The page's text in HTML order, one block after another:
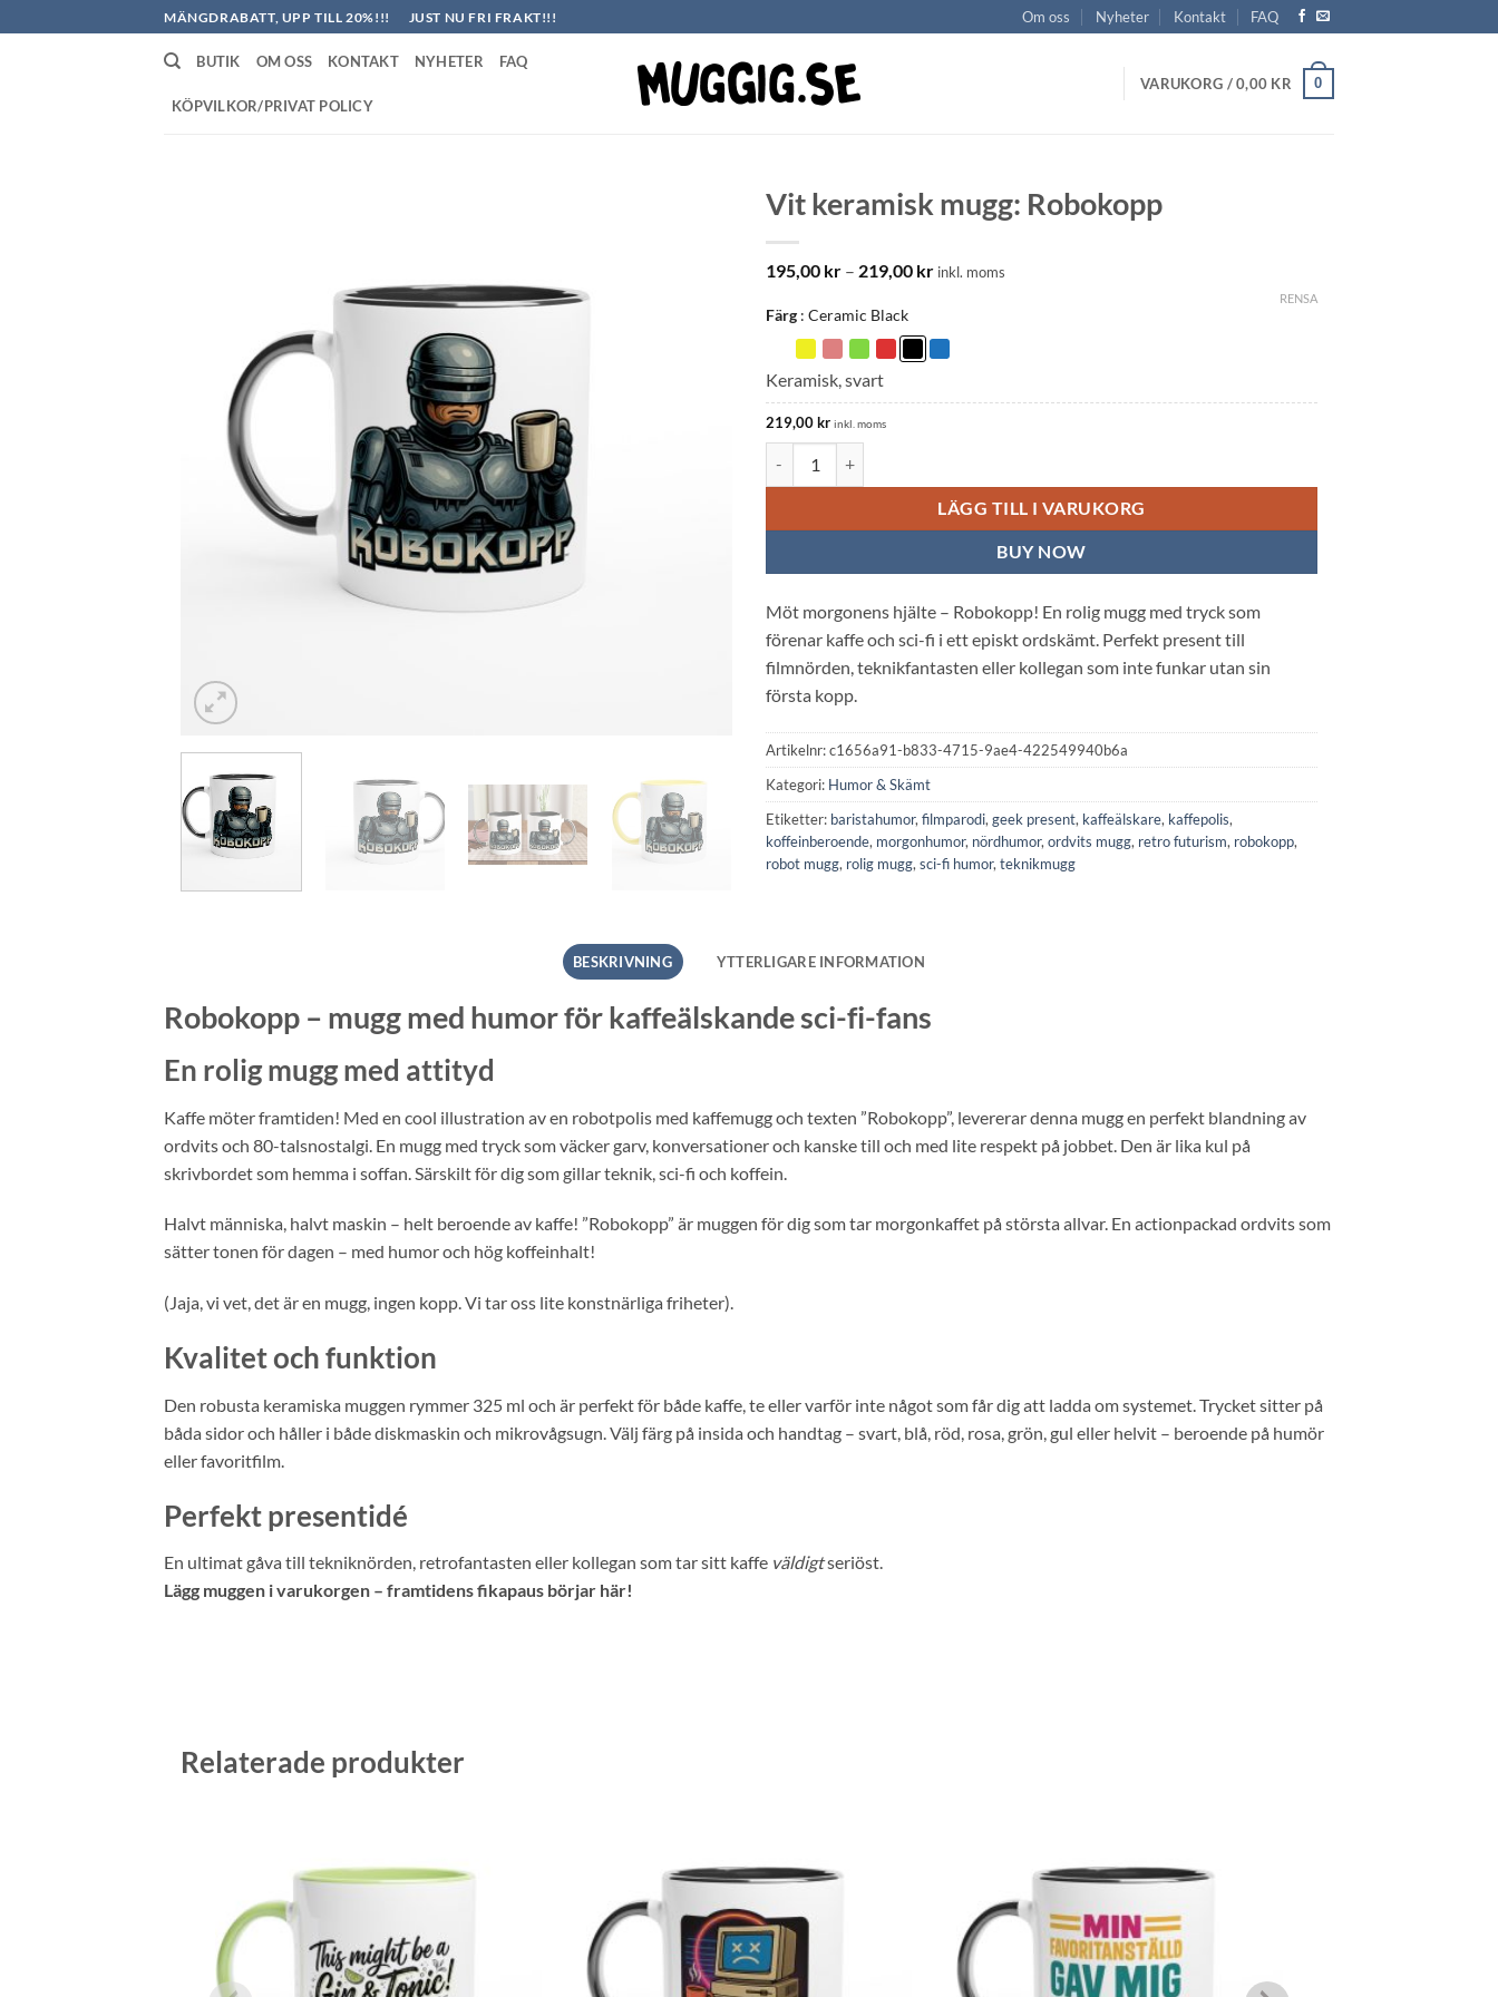
to
MÄNGDRABATT, UPP TILL 20%!!! JUST NU FRI FRAKT!!! Om oss Nyheter Kontakt FAQ
BUTIK OM OSS KONTAKT NYHETER FAQ
KÖPVILKOR/PRIVAT POLICY
VARUKORG /0,00 KR 0
Vit keramisk mugg: Robokopp
195,00 kr – 219,00 krPrisintervall:
inkl. moms
Färg Ceramic Black
RENSA
Keramisk, svart
219,00kr inkl. moms
LÄGG TILL I VARUKORG
BUY NOW
Möt morgonens hjälte – Robokopp! En rolig mugg med tryck som
förenar kaffe och sci-fi i ett episkt ordskämt. Perfekt present till
filmnörden, teknikfantasten eller kollegan som inte funkar utan sin
första kopp.
Artikelnr:c1656a91-b833-4715-9ae4-422549940b6a
Kategori: Humor & Skämt
Etiketter: baristahumor, filmparodi, geek present, kaffeälskare, kaffepolis,
koffeinberoende, morgonhumor, nördhumor, ordvits mugg, retro futurism, robokopp,
robot mugg, rolig mugg, sci-fi humor, teknikmugg
BESKRIVNING YTTERLIGARE INFORMATION
Robokopp – mugg med humor för kaffeälskande sci-fi-fans
En rolig mugg med attityd
Kaffe möter framtiden! Med en cool illustration av en robotpolis med kaffemugg och texten ”Robokopp”, levererar denna mugg en perfekt blandning av
ordvits och 80-talsnostalgi. En mugg med tryck som väcker garv, konversationer och kanske till och med lite respekt på jobbet. Den är lika kul på
skrivbordet som hemma i soffan. Särskilt för dig som gillar teknik, sci-fi och koffein.
Halvt människa, halvt maskin – helt beroende av kaffe! ”Robokopp” är muggen för dig som tar morgonkaffet på största allvar. En actionpackad ordvits som
sätter tonen för dagen – med humor och hög koffeinhalt!
(Jaja, vi vet, det är en mugg, ingen kopp. Vi tar oss lite konstnärliga friheter).
Kvalitet och funktion
Den robusta keramiska muggen rymmer 325 ml och är perfekt för både kaffe, te eller varför inte något som får dig att ladda om systemet. Trycket sitter på
båda sidor och håller i både diskmaskin och mikrovågsugn. Välj färg på insida och handtag – svart, blå, röd, rosa, grön, gul eller helvit – beroende på humör
eller favoritfilm.
Perfekt presentidé
En ultimat gåva till tekniknörden, retrofantasten eller kollegan som tar sitt kaffe väldigtseriöst.
Lägg muggen i varukorgen – framtidens fikapaus börjar här!
Relaterade produkter